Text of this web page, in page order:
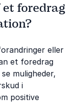
foredrag
eller
et foredrag
muligheder,
i
positive